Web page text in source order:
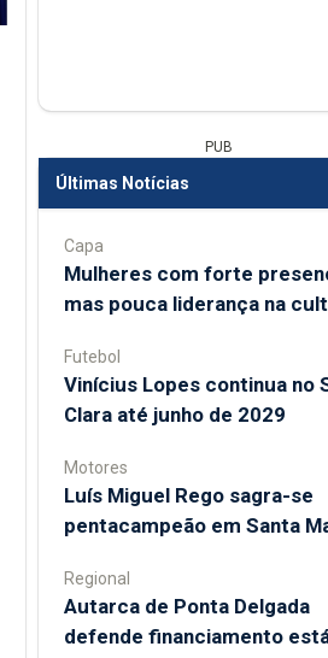
PUB
Últimas Notícias
Capa
Mulheres com forte
mas pouca liderança na
Futebol
Vinícius Lopes continua no
Clara até junho de 2029
Motores
Luís Miguel Rego sagra-se
pentacampeão em Santa
Regional
Autarca de Ponta Delgada
defende financiamento